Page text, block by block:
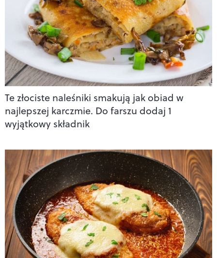
Te złociste naleśniki smakują jak obiad w
najlepszej karczmie. Do farszu dodaj 1
wyjątkowy składnik